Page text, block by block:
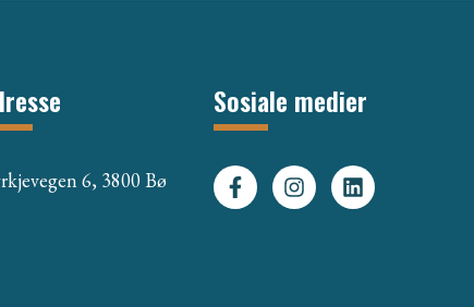
6, 3800 Bø
Sosiale medier